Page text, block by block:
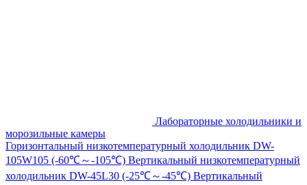
Лабораторные холодильники и
морозильные камеры
Горизонтальный низкотемпературный холодильник DW-
105W105 (-60℃～-105℃) Вертикальный низкотемпературный
холодильник DW-45L30 (-25℃～-45℃) Вертикальный